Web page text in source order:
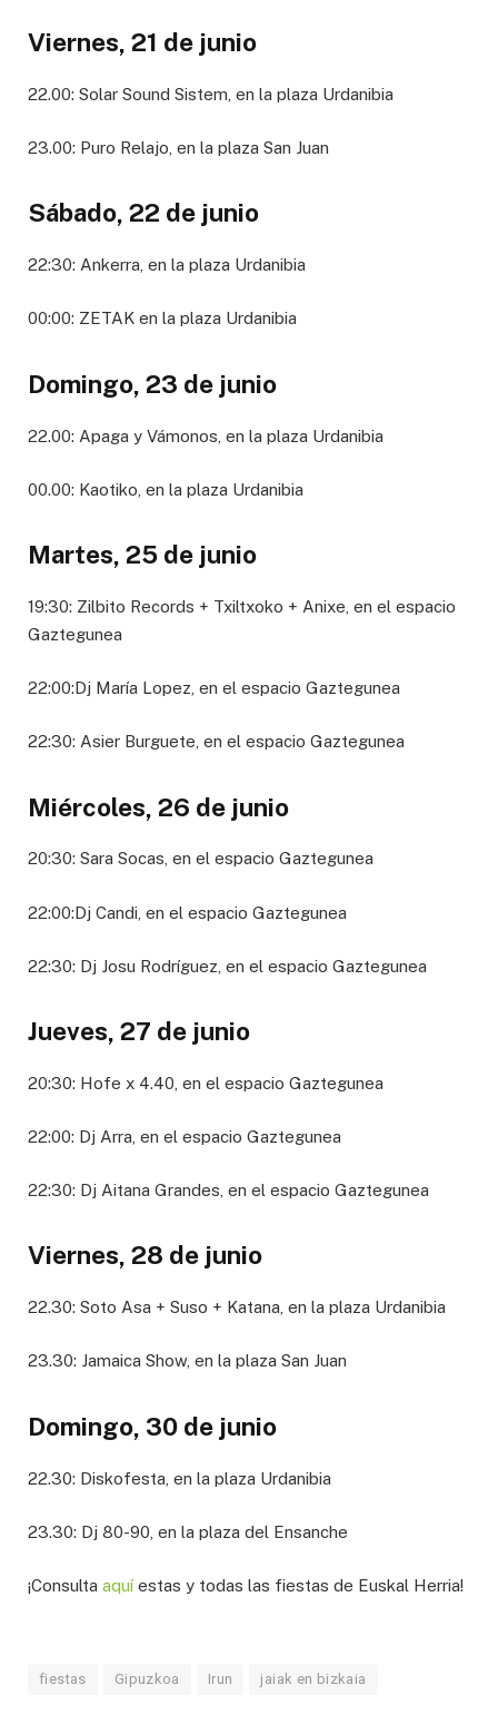
Viernes, 21 de junio
22.00: Solar Sound Sistem, en la plaza Urdanibia
23.00: Puro Relajo, en la plaza San Juan
Sábado, 22 de junio
22:30: Ankerra, en la plaza Urdanibia
00:00: ZETAK en la plaza Urdanibia
Domingo, 23 de junio
22.00: Apaga y Vámonos, en la plaza Urdanibia
00.00: Kaotiko, en la plaza Urdanibia
Martes, 25 de junio
19:30: Zilbito Records + Txiltxoko + Anixe, en el espacio
Gaztegunea
22:00:Dj María Lopez, en el espacio Gaztegunea
22:30: Asier Burguete, en el espacio Gaztegunea
Miércoles, 26 de junio
20:30: Sara Socas, en el espacio Gaztegunea
22:00:Dj Candi, en el espacio Gaztegunea
22:30: Dj Josu Rodríguez, en el espacio Gaztegunea
Jueves, 27 de junio
20:30: Hofe x 4.40, en el espacio Gaztegunea
22:00: Dj Arra, en el espacio Gaztegunea
22:30: Dj Aitana Grandes, en el espacio Gaztegunea
Viernes, 28 de junio
22.30: Soto Asa + Suso + Katana, en la plaza Urdanibia
23.30: Jamaica Show, en la plaza San Juan
Domingo, 30 de junio
22.30: Diskofesta, en la plaza Urdanibia
23.30: Dj 80-90, en la plaza del Ensanche
¡Consulta aquíestas y todas las fiestas de Euskal Herria!
fiestas Gipuzkoa Irun jaiak en bizkaia